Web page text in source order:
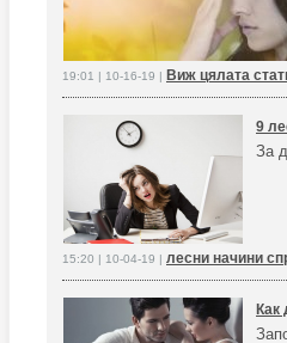
19:01 | 10-16-19 | Виж цялата
9
За
15:20 | 10-04-19 | лесни начини
Как